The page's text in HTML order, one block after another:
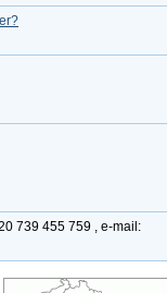
739 455 759 , e-mail: